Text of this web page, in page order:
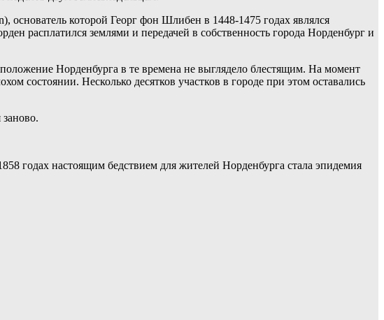
основатель которой Георг фон Шлибен в 1448-1475 годах являлся
расплатился землями и передачей в собственность города Норденбург и
Норденбурга в те времена не выглядело блестящим. На момент
состоянии. Несколько десятков участков в городе при этом оставались
годах настоящим бедствием для жителей Норденбурга стала эпидемия